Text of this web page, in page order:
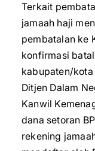
Terkait
jamaah haji
pembatalan ke
konfirmasi
kabupaten/
Ditjen Dalam
Kanwil
dana setoran
rekening